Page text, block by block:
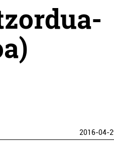
2016-04-